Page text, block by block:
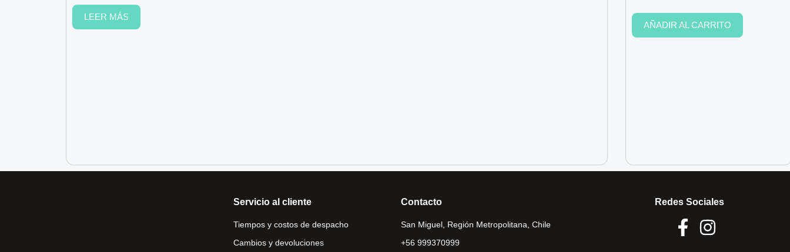
LEER MÁS
AÑADIR AL CARRITO
Servicio al cliente
Tiempos y costos de despacho
Cambios y devoluciones
Contacto
San Miguel, Región Metropolitana, Chile
+56 999370999
Redes Sociales